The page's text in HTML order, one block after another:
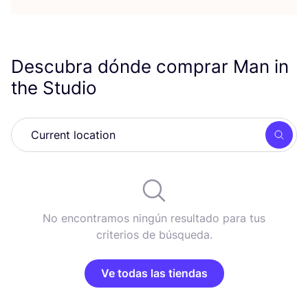
Descubra dónde comprar Man in
the Studio
No encontramos ningún resultado para tus
criterios de búsqueda.
Ve todas las tiendas